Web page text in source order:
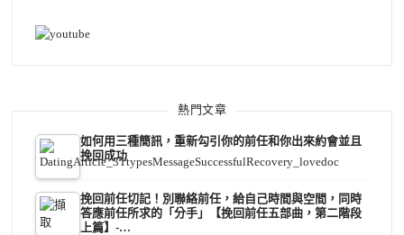
熱門文章
如何用三種簡訊，重新勾引你的前任和你出來約會並且
挽回成功
挽回前任切記！別聯絡前任，給自己時間與空間，同時
答應前任所求的「分手」【挽回前任五部曲，第二階段
上篇】-…